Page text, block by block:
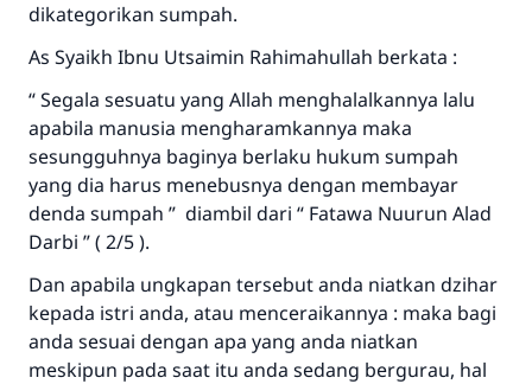
dikategorikan sumpah.
As Syaikh Ibnu Utsaimin Rahimahullah berkata :
“ Segala sesuatu yang Allah menghalalkannya lalu
apabila manusia mengharamkannya maka
sesungguhnya baginya berlaku hukum sumpah
yang dia harus menebusnya dengan membayar
denda sumpah ” diambil dari “ Fatawa Nuurun Alad
Darbi ” ( 2/5 ).
Dan apabila ungkapan tersebut anda niatkan dzihar
kepada istri anda, atau menceraikannya : maka bagi
anda sesuai dengan apa yang anda niatkan
meskipun pada saat itu anda sedang bergurau, hal